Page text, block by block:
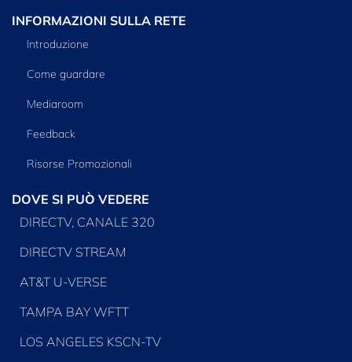
INFORMAZIONI SULLA RETE
Introduzione
Come guardare
Mediaroom
Feedback
Risorse Promozionali
DOVE SI PUÒ VEDERE
DIRECTV, CANALE 320
DIRECTV STREAM
AT&T U-VERSE
TAMPA BAY WFTT
LOS ANGELES KSCN-TV